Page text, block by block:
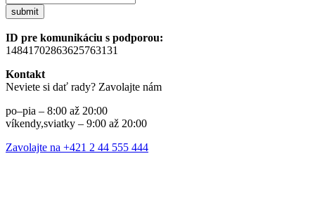
submit
ID pre komunikáciu s podporou:
14841702863625763131
Kontakt
Neviete si dať rady? Zavolajte nám
po–pia – 8:00 až 20:00
víkendy,sviatky – 9:00 až 20:00
Zavolajte na +421 2 44 555 444